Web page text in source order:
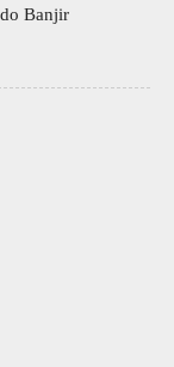
Banjir